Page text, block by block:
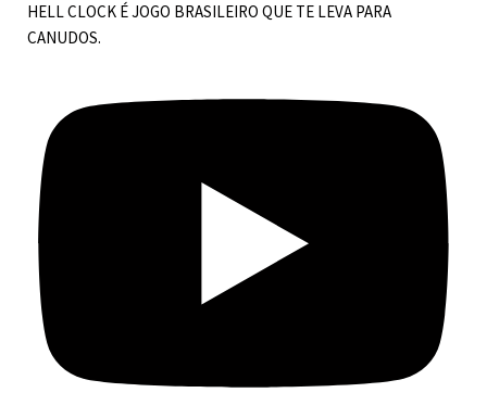
HELL CLOCK É JOGO BRASILEIRO QUE TE LEVA PARA
CANUDOS.